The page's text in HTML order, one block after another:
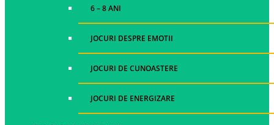
6 – 8 ANI
JOCURI DESPRE EMOTII
JOCURI DE CUNOASTERE
JOCURI DE ENERGIZARE